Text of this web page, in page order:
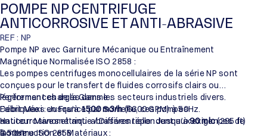
POMPE NP CENTRIFUGE
ANTICORROSIVE ET ANTI-ABRASIVE
REF : NP
Pompe NP avec Garniture Mécanique ou Entraînement
Magnétique Normalisée ISO 2858 :
Les pompes centrifuges monocellulaires de la série NP sont
conçues pour le transfert de fluides corrosifs clairs ou
légèrement chargés dans les secteurs industriels divers.
Fabriquées en France par Someflu, ces pompes
anticorrosives et anti-abrasives répondent aux exigences de
la norme ISO 2858.
Performances de la Gamme :
Débit Maxi : Jusqu’à1500 m3/h(6600 GPM) à 50Hz.
Hauteur Manométrique / Différentielle : Jusqu’à90 mlc(295 ft)
à 50Hz.
Construction et Matériaux :